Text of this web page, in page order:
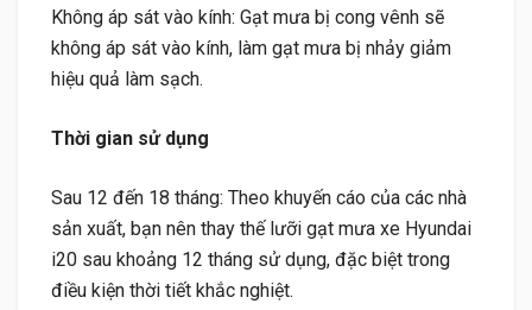
Không áp sát vào kính: Gạt mưa bị cong vênh sẽ
không áp sát vào kính, làm gạt mưa bị nhảy giảm
hiệu quả làm sạch.
Thời gian sử dụng
Sau 12 đến 18 tháng: Theo khuyến cáo của các nhà
sản xuất, bạn nên thay thế lưỡi gạt mưa xe Hyundai
i20 sau khoảng 12 tháng sử dụng, đặc biệt trong
điều kiện thời tiết khắc nghiệt.